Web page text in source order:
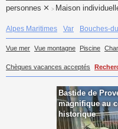
personnes
> Maison
Alpes Maritimes Var Bouches-
Vue mer Vue montagne Piscine
Chèques vacances acceptés
Bastide de
magnifique au
historique